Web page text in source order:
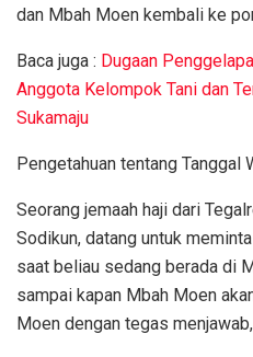
dan Mbah Moen kembali ke
Baca juga : Dugaan
Anggota Kelompok Tani dan
Sukamaju
Pengetahuan tentang Tanggal
Seorang jemaah haji dari
Sodikun, datang untuk
saat beliau sedang berada di
sampai kapan Mbah Moen
Moen dengan tegas